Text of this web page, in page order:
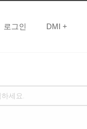
로그인 DMI +